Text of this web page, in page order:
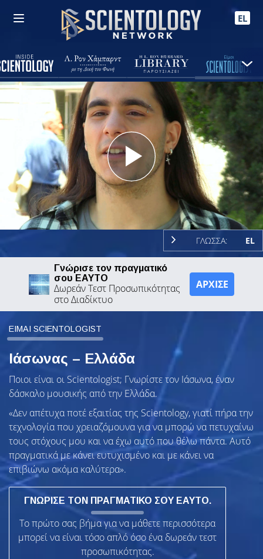
EL
Play
Video
ΓΛΩΣΣΑ: EL
Γνώρισε τον πραγματικό
σου ΕΑΥΤΟ
Δωρεάν Τεστ Προσωπικότητας
στο Διαδίκτυο
ΑΡΧΙΣΕ
ΕΙΜΑΙ SCIENTOLOGIST
Ιάσωνας – Ελλάδα
Ποιοι είναι οι Scientologist; Γνωρίστε τον Ιάσωνα, έναν
δάσκαλο μουσικής από την Ελλάδα.
«Δεν απέτυχα ποτέ εξαιτίας της Scientology, γιατί πήρα την
τεχνολογία που χρειαζόμουνα για να μπορώ να πετυχαίνω
τους στόχους μου και να έχω αυτό που θέλω πάντα. Αυτό
πραγματικά με κάνει ευτυχισμένο και με κάνει να
επιβιώνω ακόμα καλύτερα».
ΓΝΩΡΙΣΕ ΤΟΝ ΠΡΑΓΜΑΤΙΚΟ ΣΟΥ ΕΑΥΤΟ.
Το πρώτο σας βήμα για να μάθετε περισσότερα
μπορεί να είναι τόσο απλό όσο ένα δωρεάν τεστ
προσωπικότητας.